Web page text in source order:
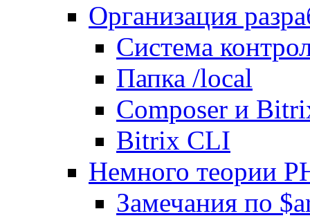
Организация
Система
Папка /local
Composer и
Bitrix CLI
Немного теории
Замечания по